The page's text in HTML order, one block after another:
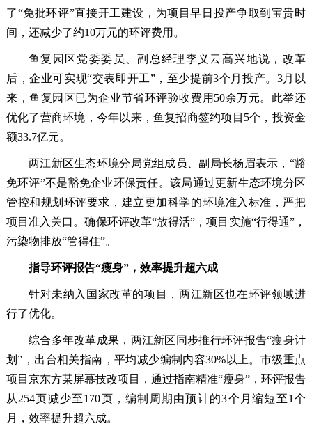
了“免批环评”直接开工建设，为项目早日投产争取到宝贵时
间，还减少了约10万元的环评费用。
鱼复园区党委委员、副总经理李义云高兴地说，改革
后，企业可实现“交表即开工”，至少提前3个月投产。3月以
来，鱼复园区已为企业节省环评验收费用50余万元。此举还
优化了营商环境，今年以来，鱼复招商签约项目5个，投资金
额33.7亿元。
两江新区生态环境分局党组成员、副局长杨眉表示，“豁
免环评”不是豁免企业环保责任。该局通过更新生态环境分区
管控和规划环评要求，建立更加科学的环境准入标准，严把
项目准入关口。确保环评改革“放得活”，项目实施“行得通”，
污染物排放“管得住”。
指导环评报告“瘦身”，效率提升超六成
针对未纳入国家改革的项目，两江新区也在环评领域进
行了优化。
综合多年改革成果，两江新区同步推行环评报告“瘦身计
划”，出台相关指南，平均减少编制内容30%以上。市级重点
项目京东方某屏幕技改项目，通过指南精准“瘦身”，环评报告
从254页减少至170页，编制周期由预计的3个月缩短至1个
月，效率提升超六成。